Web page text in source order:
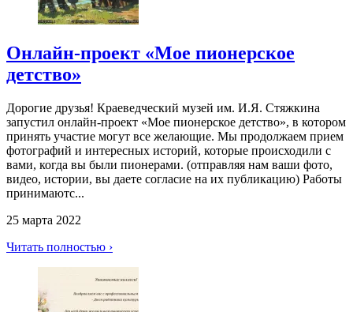
Онлайн-проект «Мое пионерское
детство»
Дорогие друзья! Краеведческий музей им. И.Я. Стяжкина
запустил онлайн-проект «Мое пионерское детство», в котором
принять участие могут все желающие. Мы продолжаем прием
фотографий и интересных историй, которые происходили с
вами, когда вы были пионерами. (отправляя нам ваши фото,
видео, истории, вы даете согласие на их публикацию) Работы
принимаютс...
25 марта 2022
Читать полностью ›